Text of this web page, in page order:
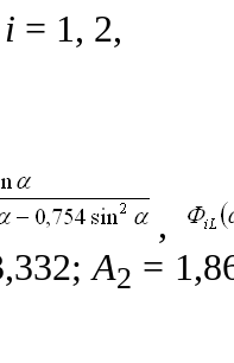
i = 1, 2,
,
A2 =